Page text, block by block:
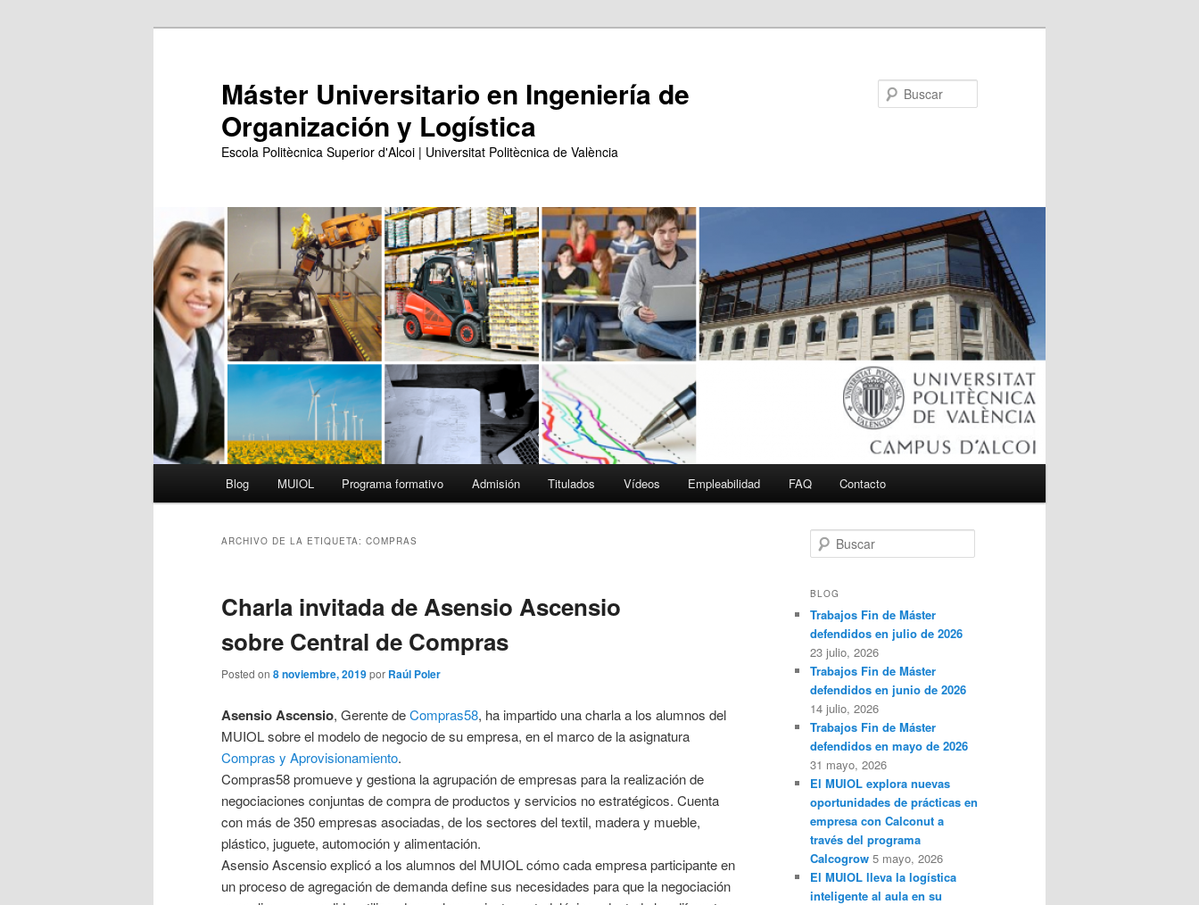
Máster Universitario en Ingeniería de
Organización y Logística
Escola Politècnica Superior d'Alcoi | Universitat Politècnica de València
Blog MUIOL Programa formativo Admisión Titulados Vídeos Empleabilidad FAQ Contacto
ARCHIVO DE LA ETIQUETA: COMPRAS
Charla invitada de Asensio Ascensio
sobre Central de Compras
Posted on 8 noviembre, 2019por Raúl Poler
Asensio Ascensio, Gerente deCompras58, ha impartido una charla a los alumnos del
MUIOL sobre el modelo de negocio de su empresa, en el marco de la asignatura
Compras y Aprovisionamiento.
Compras58 promueve y gestiona la agrupación de empresas para la realización de
negociaciones conjuntas de compra de productos y servicios no estratégicos. Cuenta
con más de 350 empresas asociadas, de los sectores del textil, madera y mueble,
plástico, juguete, automoción y alimentación.
Asensio Ascensio explicó a los alumnos del MUIOL cómo cada empresa participante en
un proceso de agregación de demanda define sus necesidades para que la negociación
u
c
r
BLOG
Trabajos Fin de Máster
defendidos en julio de 2026
23 julio, 2026
Trabajos Fin de Máster
defendidos en junio de 2026
14 julio, 2026
Trabajos Fin de Máster
defendidos en mayo de 2026
31 mayo, 2026
El MUIOL explora nuevas
oportunidades de prácticas en
empresa con Calconut a
través del programa
Calcogrow 5 mayo, 2026
El MUIOL lleva la logística
inteligente al aula en su